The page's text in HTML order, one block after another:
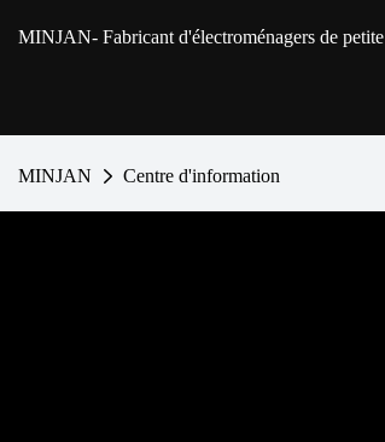
MINJAN- Fabricant d'électroménagers de
MINJAN Centre d'information